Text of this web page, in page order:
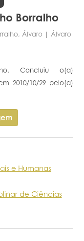
Borralho
Álvaro | Álvaro
Concluiu o(a)
2010/10/29 pelo(a)
e Humanas
de Ciências